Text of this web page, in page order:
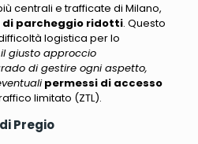
centrali e trafficate di Milano,
parcheggio ridotti. Questo
logistica per lo
giusto approccio
di gestire ogni aspetto,
permessi di accesso
limitato (ZTL).
Pregio